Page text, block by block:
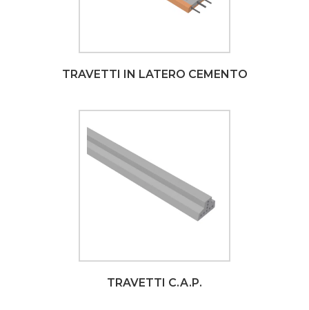
TRAVETTI IN LATERO CEMENTO
TRAVETTI C.A.P.